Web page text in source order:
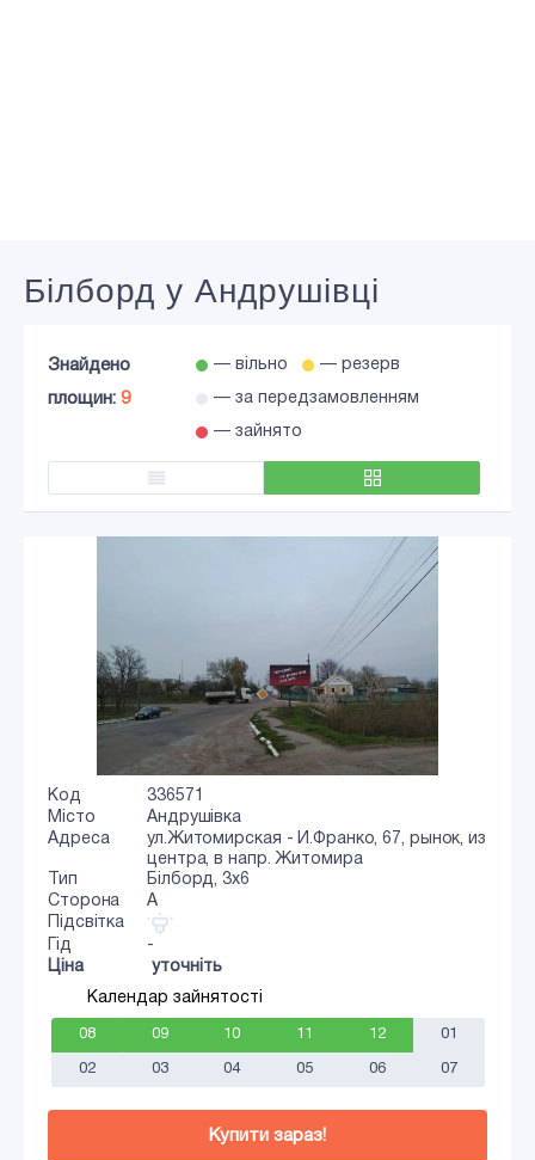
Білборд у Андрушівці
Знайдено
площин: 9
— вільно — резерв
— за передзамовленням
— зайнято
Код
336571
Місто
Андрушівка
Адреса
ул.Житомирская - И.Франко, 67, рынок, из
центра, в напр. Житомира
Тип
Білборд, 3х6
Сторона
A
Підсвітка
Гід
-
Ціна
уточніть
Календар зайнятості
08 09 10 11 12 01
02 03 04 05 06 07
Купити зараз!